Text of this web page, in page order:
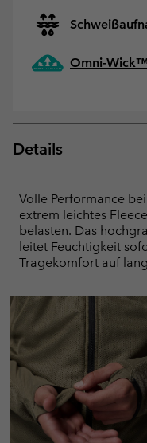
Omni-Wick™
Details
Volle Performance
extrem leichtes
belasten. Das
leitet Feuchtigkeit
Tragekomfort auf